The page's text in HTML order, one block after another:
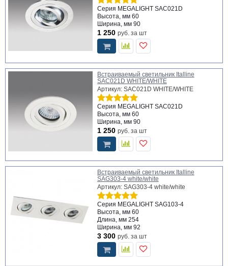
Серия MEGALIGHT SAC021D
Высота, мм 60
Ширина, мм 90
1 250 руб. за шт
Встраиваемый светильник Italline
SAC021D WHITE/WHITE
Артикул: SAC021D WHITE/WHITE
Серия MEGALIGHT SAC021D
Высота, мм 60
Ширина, мм 90
1 250 руб. за шт
Встраиваемый светильник Italline
SAG303-4 white/white
Артикул: SAG303-4 white/white
Серия MEGALIGHT SAG103-4
Высота, мм 60
Длина, мм 254
Ширина, мм 92
3 300 руб. за шт